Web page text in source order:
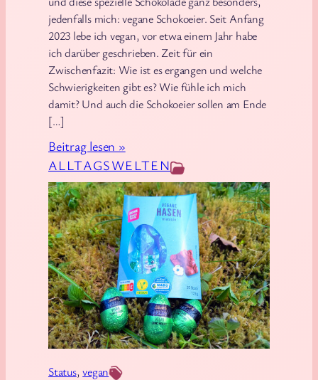
A
u
c
h
o
i
n
e
-
A
b
s
c
h
i
e
ALLTAGSWELTEN
Status, vegan
jedenfalls mich: vegane Schokoeier. Seit Anfang
2023 lebe ich vegan, vor etwa einem Jahr habe
ich darüber geschrieben. Zeit für ein
Zwischenfazit: Wie ist es ergangen und welche
Schwierigkeiten gibt es? Wie fühle ich mich
damit? Und auch die Schokoeier sollen am Ende
[…]
Beitrag lesen »:
V
e
g
a
n
s
e
i
t
m